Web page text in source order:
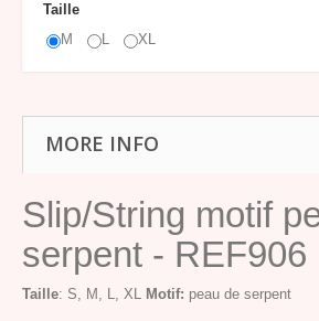
Taille
M
L XL
MORE INFO
Slip/String motif
serpent - REF906
Taille: S, M, L, XL Motif: peau de serpent